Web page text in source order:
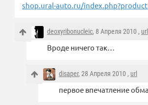
shop.ural-auto.ru/
deoxyribonucleic, 8 Апреля 2010 , url
Вроде ничего так…
disaper, 28 Апреля 2010 , url
первое впечатление